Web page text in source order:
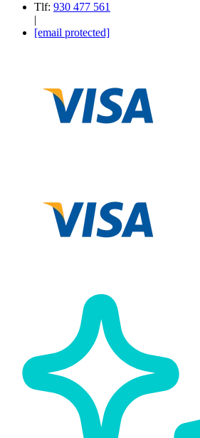
Tlf: 930 477 561
|
[email protected]